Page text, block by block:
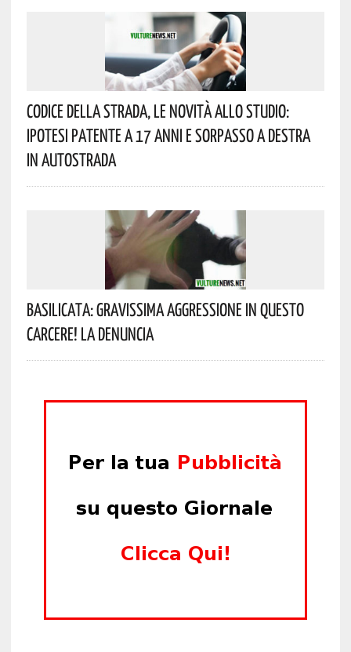
Codice Della Strada, Le Novità Allo Studio:
Ipotesi Patente A 17 Anni E Sorpasso A Destra
In Autostrada
Basilicata: Gravissima Aggressione In Questo
Carcere! La Denuncia